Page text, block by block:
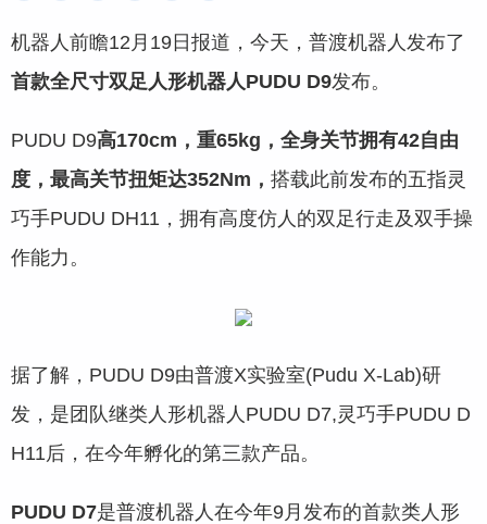
机器人前瞻12月19日报道，今天，普渡机器人发布了
首款全尺寸双足人形机器人PUDU D9发布。
PUDU D9高170cm，重65kg，全身关节拥有42自由
度，最高关节扭矩达352Nm， 搭载此前发布的五指灵
巧手PUDU DH11，拥有高度仿人的双足行走及双手操
作能力。
据了解，PUDU D9由普渡X实验室(Pudu X-Lab)研
发，是团队继类人形机器人PUDU D7,灵巧手PUDU D
H11后，在今年孵化的第三款产品。
PUDU D7是普渡机器人在今年9月发布的首款类人形